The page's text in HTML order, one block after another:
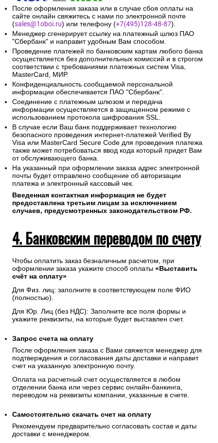
После оформления заказа или в случае сбоя оплаты на
сайте онлайн свяжитесь с нами по электронной почте
(sales@1oboi.ru) или телефону (+7(495)128-48-87).
Менеджер сгенерирует ссылку на платежный шлюз ПАО
"Сбербанк" и направит удобным Вам способом.
Проведение платежей по банковским картам любого банка
осуществляется без дополнительных комиссий и в строгом
соответствии с требованиями платежных систем Visa,
MasterCard, МИР.
Конфиденциальность сообщаемой персональной
информации обеспечивается ПАО "Сбербанк".
Соединение с платежным шлюзом и передача
информации осуществляется в защищенном режиме с
использованием протокола шифрования SSL.
В случае если Ваш банк поддерживает технологию
безопасного проведения интернет-платежей Verified By
Visa или MasterCard Secure Code для проведения платежа
также может потребоваться ввод кода который придет Вам
от обслуживающего банка.
На указанный при оформлении заказа адрес электронной
почты будет отправлено сообщение об авторизации
платежа и электронный кассовый чек.
Введенная контактная информация не будет
предоставлена третьим лицам за исключением
случаев, предусмотренных законодательством РФ.
4. Банковским переводом по счету
Чтобы оплатить заказ безналичным расчетом, при
оформлении заказа укажите способ оплаты «Выставить
счёт на оплату»
Для Физ. лиц: заполните в соответствующем поле ФИО
(полностью).
Для Юр. Лиц (без НДС): Заполните все поля формы и
укажите реквизиты, на которые будет выставлен счет.
Запрос счета на оплату
После оформления заказа с Вами свяжется менеджер для
подтверждения и согласования даты доставки и направит
счет на указанную электронную почту.
Оплата на расчетный счет осуществляется в любом
отделении банка или через сервис онлайн-банкинга,
переводом на реквизиты компании, указанные в счете.
Самостоятельно скачать счет на оплату
Рекомендуем предварительно согласовать состав и даты
доставки с менеджером.